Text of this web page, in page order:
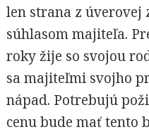
len strana z úverovej
súhlasom majiteľa.
roky žije so svojou
sa majiteľmi svojho
nápad. Potrebujú
cenu bude mať tento